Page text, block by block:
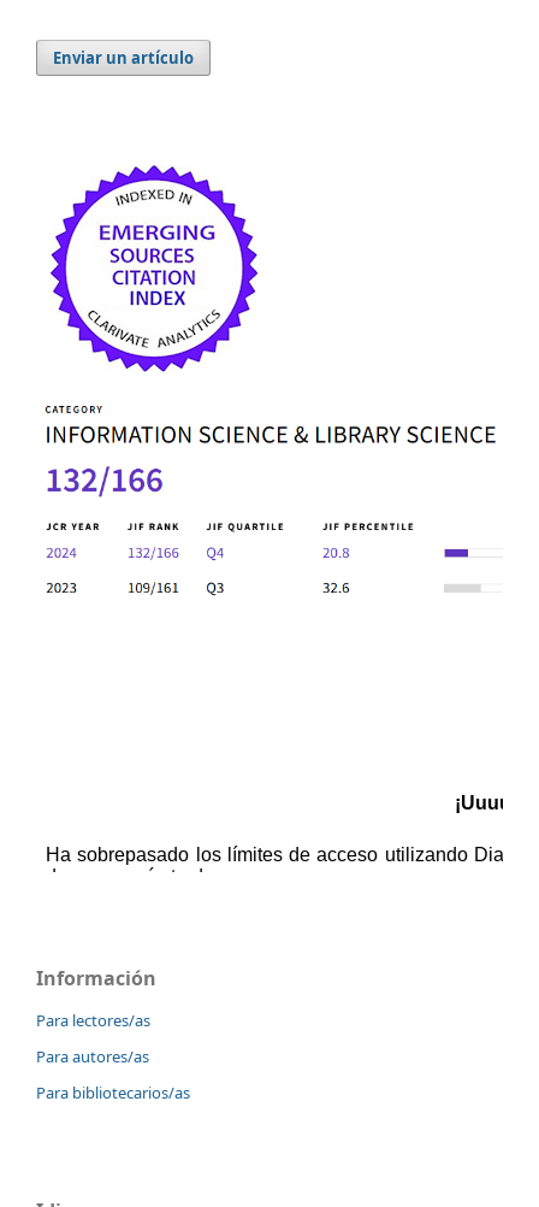
Enviar un artículo
Información
Para lectores/as
Para autores/as
Para bibliotecarios/as